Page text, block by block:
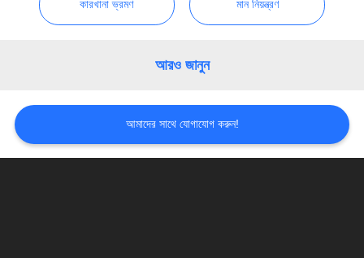
কারখানা ভ্রমণ মান নিয়ন্ত্রণ
আরও জানুন
আমাদের সাথে যোগাযোগ করুন!